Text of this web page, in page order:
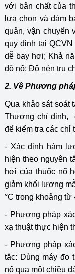
với bản chất của
lựa chọn và đảm
quản, vận chuyển
quy định tại
dễ bay hơi; Khả
độ nổ; Độ nén trụ
2. Về Phương
Qua khảo sát soát
Thương chỉ định,
để kiểm tra các chỉ
- Xác định hàm
hiện theo nguyên
hơi của thuốc nổ
giảm khối lượng
°C trong khoảng
- Phương pháp
xạ thuật thực hiện
- Phương pháp
tắc: Dùng máy đo
nổ qua một chiều